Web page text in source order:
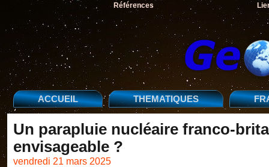
Références
ACCUEIL THEMATIQUES
Un parapluie nucléaire franco-
envisageable ?
vendredi 21 mars 2025